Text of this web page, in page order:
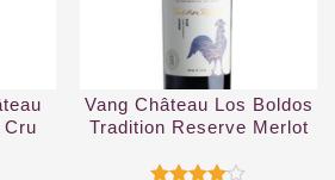
Cru
Vang Château Los Boldos
Tradition Reserve Merlot